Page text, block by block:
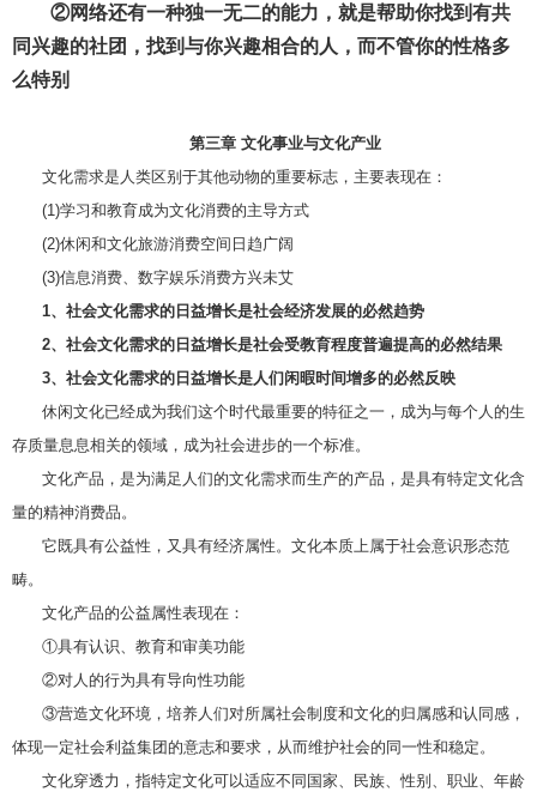
②网络还有一种独一无二的能力，就是帮助你找到有共
同兴趣的社团，找到与你兴趣相合的人，而不管你的性格多
么特别
第三章 文化事业与文化产业
文化需求是人类区别于其他动物的重要标志，主要表现在：
(1)学习和教育成为文化消费的主导方式
(2)休闲和文化旅游消费空间日趋广阔
(3)信息消费、数字娱乐消费方兴未艾
1、社会文化需求的日益增长是社会经济发展的必然趋势
2、社会文化需求的日益增长是社会受教育程度普遍提高的必然结果
3、社会文化需求的日益增长是人们闲暇时间增多的必然反映
休闲文化已经成为我们这个时代最重要的特征之一，成为与每个人的生
存质量息息相关的领域，成为社会进步的一个标准。
文化产品，是为满足人们的文化需求而生产的产品，是具有特定文化含
量的精神消费品。
它既具有公益性，又具有经济属性。文化本质上属于社会意识形态范
畴。
文化产品的公益属性表现在：
①具有认识、教育和审美功能
②对人的行为具有导向性功能
③营造文化环境，培养人们对所属社会制度和文化的归属感和认同感，
体现一定社会利益集团的意志和要求，从而维护社会的同一性和稳定。
文化穿透力，指特定文化可以适应不同国家、民族、性别、职业、年龄